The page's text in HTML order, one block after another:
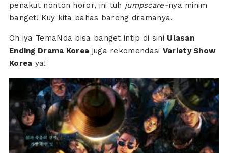
penakut nonton horor, ini tuh jumpscare-nya minim
banget! Kuy kita bahas bareng dramanya.
Oh iya TemaNda bisa banget intip di sini Ulasan
Ending Drama Korea juga rekomendasi Variety Show
Korea ya!